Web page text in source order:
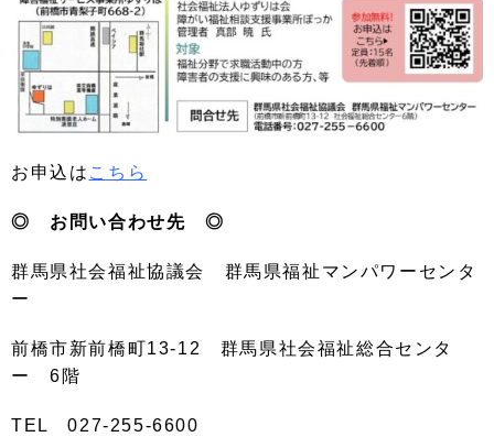
お申込は こちら
◎ お問い合わせ先 ◎
群馬県社会福祉協議会 群馬県福祉マンパワーセンタ
ー
前橋市新前橋町13-12
群馬県社会福祉総合センタ
ー6 階
TEL 027-255-6600